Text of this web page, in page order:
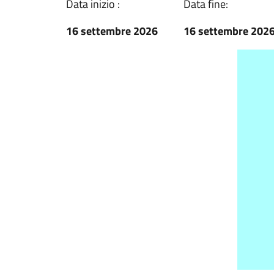
Data inizio :
16 settembre 2026
Data fine:
16 settembre